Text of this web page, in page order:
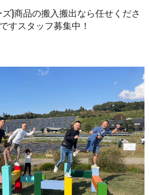
ズ)商品の搬入搬出なら任せくださ
すスタッフ募集中！